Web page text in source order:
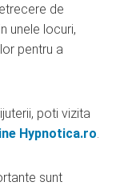
de
unele locuri,
pentru a
poti vizita
Hypnotica.ro.
sunt